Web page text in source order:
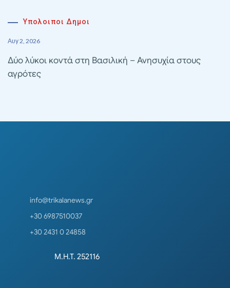
Υπολοιποι Δημοι
Αυγ 2, 2026
Δύο λύκοι κοντά στη Βασιλική – Ανησυχία στους
αγρότες
info@trikalanews.gr
+30 6987510037
+30 2431 0 24858
Μ.Η.Τ. 252116